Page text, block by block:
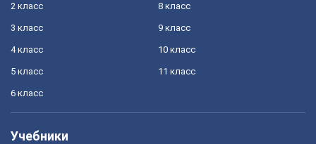
2 класс
3 класс
4 класс
5 класс
6 класс
8 класс
9 класс
10 класс
11 класс
Учебники